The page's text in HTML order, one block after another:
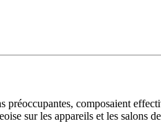
préoccupantes, composaient
sur les appareils et les salons